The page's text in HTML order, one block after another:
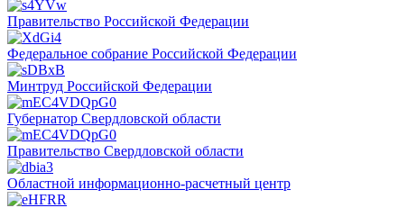
Правительство Российской Федерации
Федеральное собрание Российской Федерации
Минтруд Российской Федерации
Губернатор Свердловской области
Правительство Свердловской области
Областной информационно-расчетный центр